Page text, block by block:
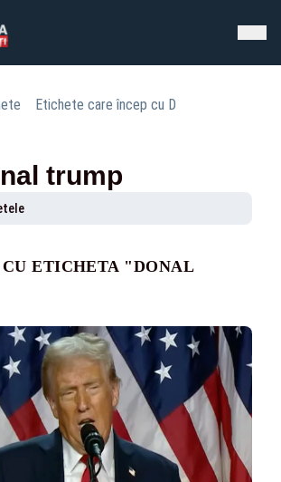
Etichete care încep cu D
trump
ETICHETA "DONAL